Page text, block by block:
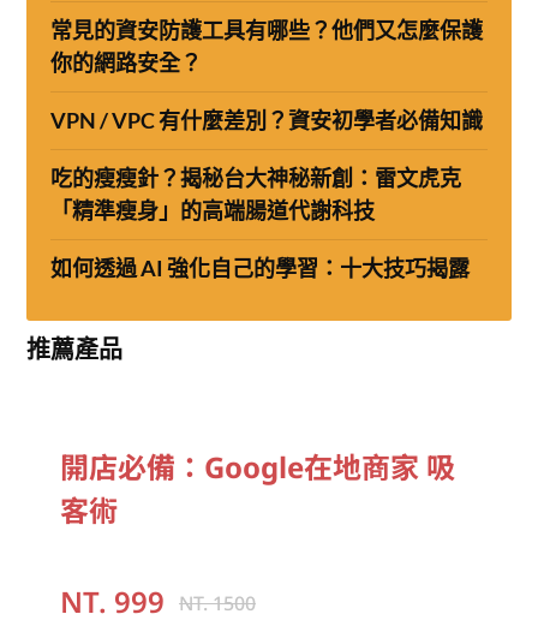
常見的資安防護工具有哪些？他們又怎麼保護
你的網路安全？
VPN / VPC 有什麼差別？資安初學者必備知識
吃的瘦瘦針？揭秘台大神秘新創：雷文虎克
「精準瘦身」的高端腸道代謝科技
如何透過 AI 強化自己的學習：十大技巧揭露
推薦產品